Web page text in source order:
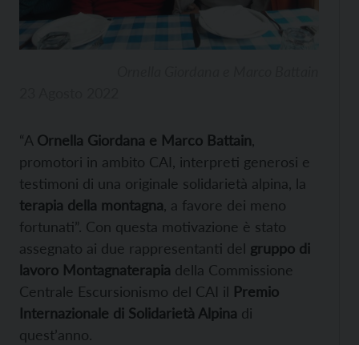
“A Ornella Giordana e Marco Battain
promotori in ambito CAI, interpreti generosi e
testimoni di una originale solidarietà alpina, la
terapia della montagna , a favore dei meno
fortunati”. Con questa motivazione è stato
assegnato ai due rappresentanti del gruppo di
lavoro Montagnaterapia della Commissione
Centrale Escursionismo del CAI il Premio
Internazionale di Solidarietà Alpina di
quest’anno.